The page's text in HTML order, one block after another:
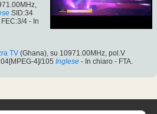
SID:34
4 - In
TV (Ghana), su 10971.00MHz, pol.V
4]/105 Inglese - In chiaro - FTA.